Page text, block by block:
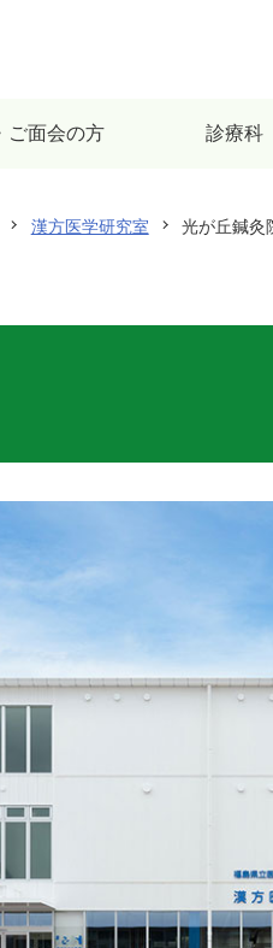
ご面会の方 診療科
漢方医学研究室 光が丘鍼灸